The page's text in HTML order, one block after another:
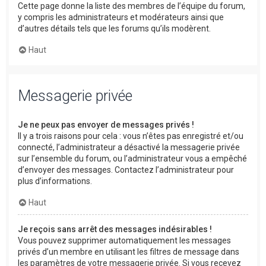
Cette page donne la liste des membres de l’équipe du forum,
y compris les administrateurs et modérateurs ainsi que
d’autres détails tels que les forums qu’ils modèrent.
Haut
Messagerie privée
Je ne peux pas envoyer de messages privés !
Il y a trois raisons pour cela : vous n’êtes pas enregistré et/ou
connecté, l’administrateur a désactivé la messagerie privée
sur l’ensemble du forum, ou l’administrateur vous a empêché
d’envoyer des messages. Contactez l’administrateur pour
plus d’informations.
Haut
Je reçois sans arrêt des messages indésirables !
Vous pouvez supprimer automatiquement les messages
privés d’un membre en utilisant les filtres de message dans
les paramètres de votre messagerie privée. Si vous recevez